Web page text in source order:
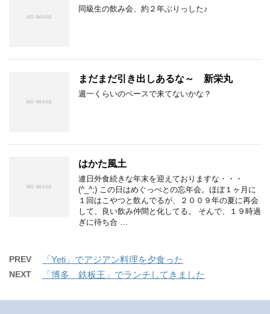
同級生の飲み会、約２年ぶりっした♪
まだまだ引き出しあるな～ 新栄丸
週一くらいのペースで来てないかな？
はかた風土
連日外食続きな年末を迎えておりますな・・・
(^_^;) この日はめぐっぺとの忘年会。ほぼ１ヶ月に
１回はこやつと飲んでるが、２００９年の夏に再会
して、良い飲み仲間と化してる。 そんで、１９時過
ぎに待ち合 …
PREV 「Yeti」でアジアン料理を夕食った
NEXT 「博多 鉄板王」でランチしてきました